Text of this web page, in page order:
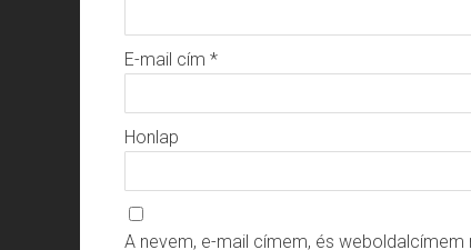
E-mail cím *
Honlap
A nevem, e-mail címem, és